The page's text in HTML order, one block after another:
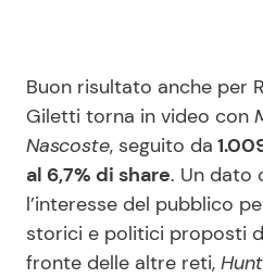
Buon risultato anche per
Giletti torna in video con
Nascoste, seguito da
al 6,7% di share. Un dato
l’interesse del pubblico
storici e politici proposti
fronte delle altre reti,